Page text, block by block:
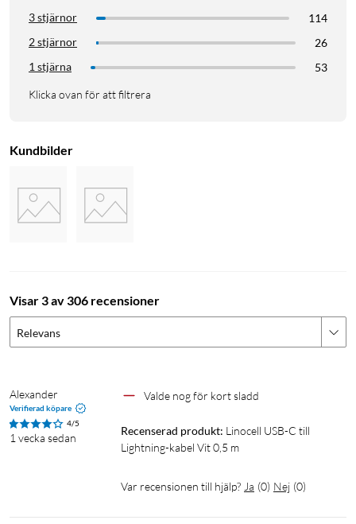
3 stjärnor
114
2 stjärnor
26
1 stjärna
53
Klicka ovan för att filtrera
Kundbilder
Visar 3 av 306 recensioner
Relevans
Alexander
Verifierad köpare
4/5
1 vecka sedan
Valde nog för kort sladd
Recenserad produkt: Linocell USB-C till
Lightning-kabel Vit 0,5 m
Var recensionen till hjälp? Ja (0) Nej (0)